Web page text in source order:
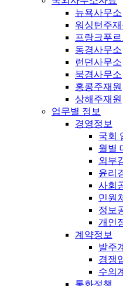
뉴욕사무소
워싱턴주재
프랑크푸
동경사무소
런던사무소
북경사무소
홍콩주재원
상해주재원
업무별 정보
경영정보
국회
월별
외부
윤리
사회
민원
정보
개인
계약정보
발주
경쟁
수의